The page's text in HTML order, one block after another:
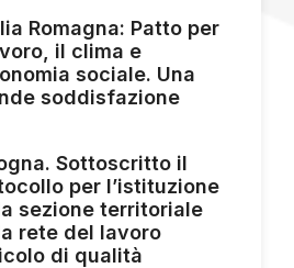
Romagna: Patto per
il clima e
sociale. Una
soddisfazione
Sottoscritto il
per l’istituzione
sezione territoriale
rete del lavoro
di qualità